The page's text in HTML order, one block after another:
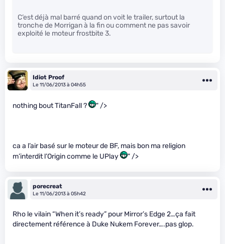
C’est déjà mal barré quand on voit le trailer, surtout la
tronche de Morrigan à la fin ou comment ne pas savoir
exploité le moteur frostbite 3.
Idiot Proof
Le 11/06/2013 à 04h55
nothing bout TitanFall ? " />
ca a l’air basé sur le moteur de BF, mais bon ma religion
m’interdit l’Origin comme le UPlay
" />
porecreat
Le 11/06/2013 à 05h42
Rho le vilain “When it’s ready” pour Mirror’s Edge 2…ça fait
directement référence à Duke Nukem Forever….pas glop.